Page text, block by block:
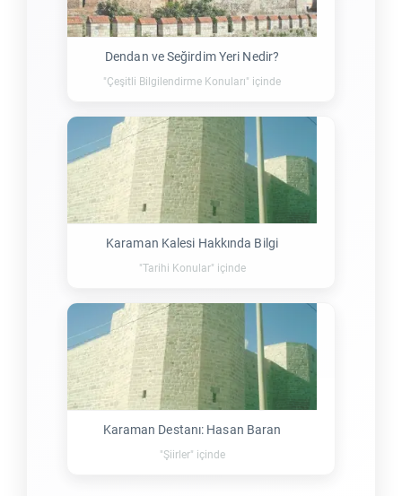
Dendan ve Seğirdim Yeri Nedir?
"Çeşitli Bilgilendirme Konuları" içinde
Karaman Kalesi Hakkında Bilgi
"Tarihi Konular" içinde
Karaman Destanı: Hasan Baran
"Şiirler" içinde